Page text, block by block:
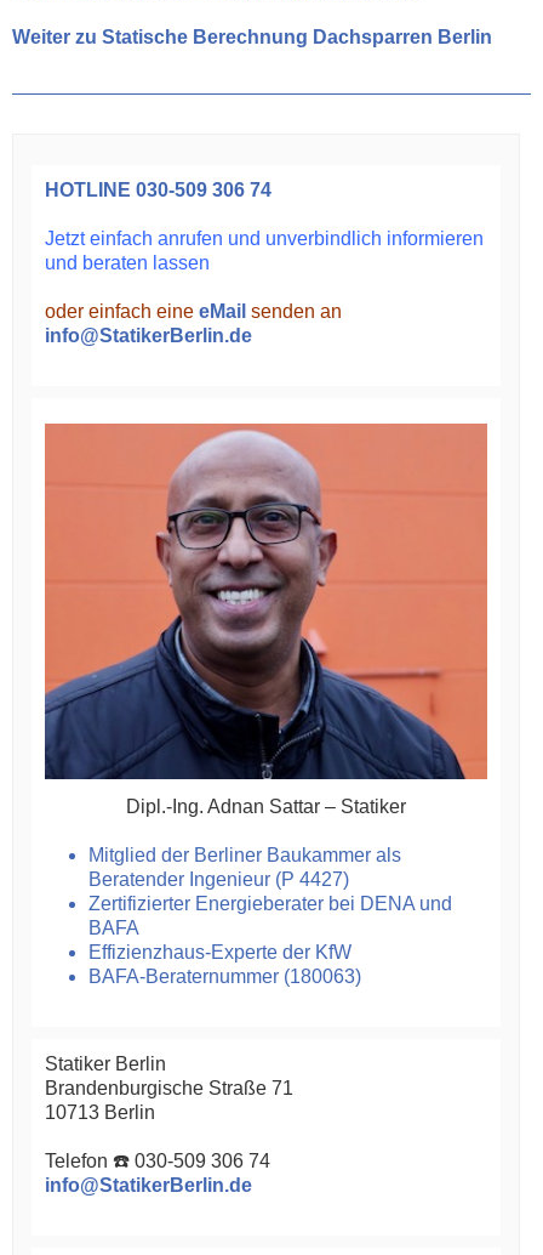
Weiter zu Statische Berechnung Dachsparren Berlin
HOTLINE 030-509 306 74
Jetzt einfach anrufen und unverbindlich informieren
und beraten lassen
oder einfach eine eMail senden an
info@StatikerBerlin.de
Dipl.-Ing. Adnan Sattar – Statiker
Mitglied der Berliner Baukammer als
Beratender Ingenieur (P 4427)
Zertifizierter Energieberater bei DENA und
BAFA
Effizienzhaus-Experte der KfW
BAFA-Beraternummer (180063)
Statiker Berlin
Brandenburgische Straße 71
10713 Berlin
Telefon ☎️ 030-509 306 74
info@StatikerBerlin.de